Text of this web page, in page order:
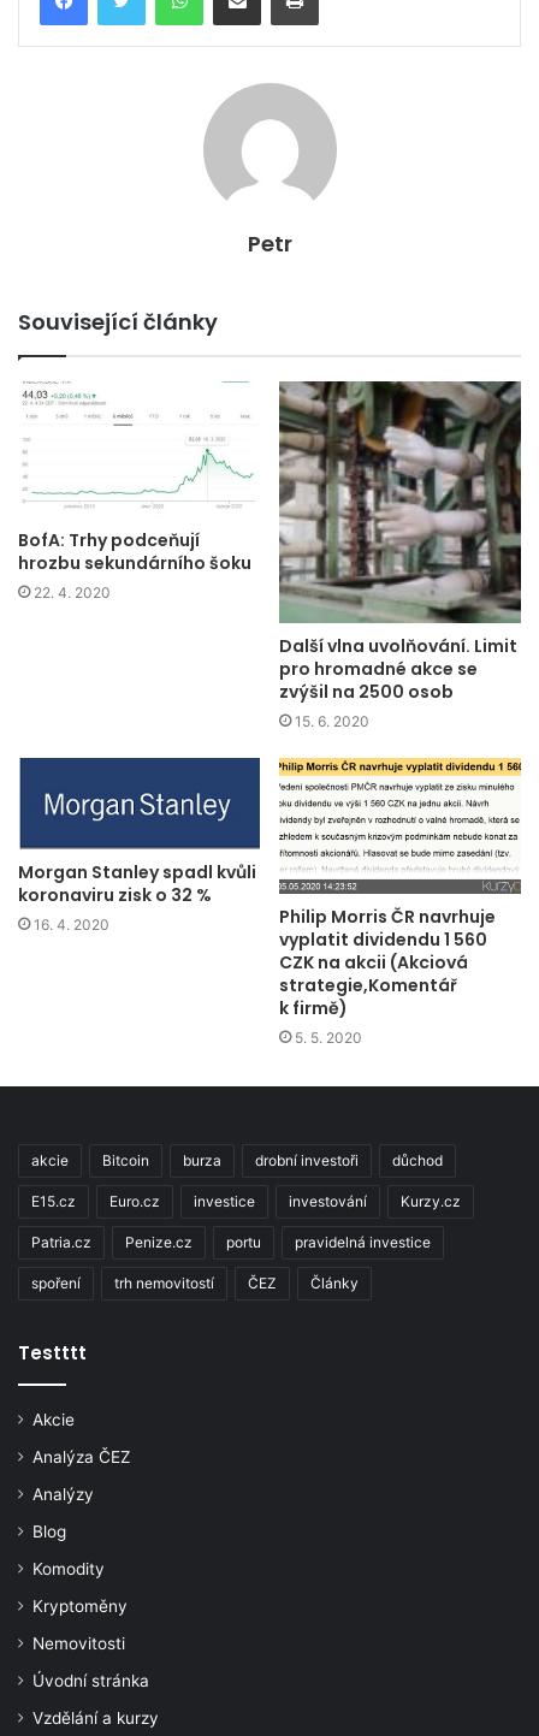
Petr
Související články
BofA: Trhy podceňují
hrozbu sekundárního šoku
22. 4. 2020
Další vlna uvolňování. Limit
pro hromadné akce se
zvýšil na 2500 osob
15. 6. 2020
Morgan Stanley spadl kvůli
koronaviru zisk o 32 %
16. 4. 2020
Philip Morris ČR navrhuje
vyplatit dividendu 1 560
CZK na akcii (Akciová
strategie,Komentář
k firmě)
5. 5. 2020
akcie Bitcoin burza drobní investoři důchod
E15.cz Euro.cz investice investování Kurzy.cz
Patria.cz Penize.cz portu pravidelná investice
spoření trh nemovitostí ČEZ Články
Testttt
Akcie
Analýza ČEZ
Analýzy
Blog
Komodity
Kryptoměny
Nemovitosti
Úvodní stránka
Vzdělání a kurzy